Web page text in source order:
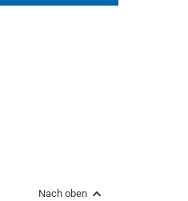
Nach oben